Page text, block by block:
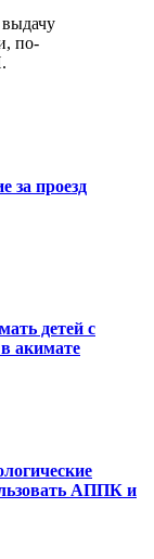
по-
за проезд
детей с
акимате
АППК и